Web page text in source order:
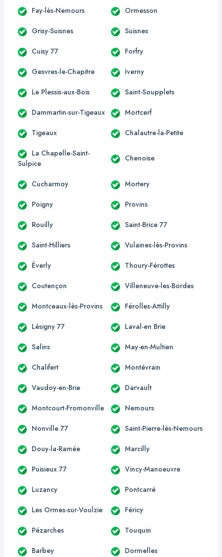
Fay-lès-Nemours Ormesson
Grisy-Suisnes Suisnes
Cuisy 77 Forfry
Gesvres-le-Chapitre Iverny
Le Plessis-aux-Bois Saint-Soupplets
Dammartin-sur-Tigeaux Mortcerf
Tigeaux Chalautre-la-Petite
La Chapelle-Saint-
Sulpice
Chenoise
Cucharmoy Mortery
Poigny Provins
Rouilly Saint-Brice 77
Saint-Hilliers Vulaines-lès-Provins
Éverly Thoury-Férottes
Coutençon Villeneuve-les-Bordes
Montceaux-lès-Provins Férolles-Attilly
Lésigny 77 Laval-en Brie
Salins May-en-Multien
Chalifert Montévrain
Vaudoy-en-Brie Darvault
Montcourt-Fromonville Nemours
Nonville 77 Saint-Pierre-lès-Nemours
Douy-la-Ramée Marcilly
Puisieux 77 Vincy-Manoeuvre
Luzancy Pontcarré
Les Ormes-sur-Voulzie Féricy
Pézarches Touquin
Barbey Dormelles